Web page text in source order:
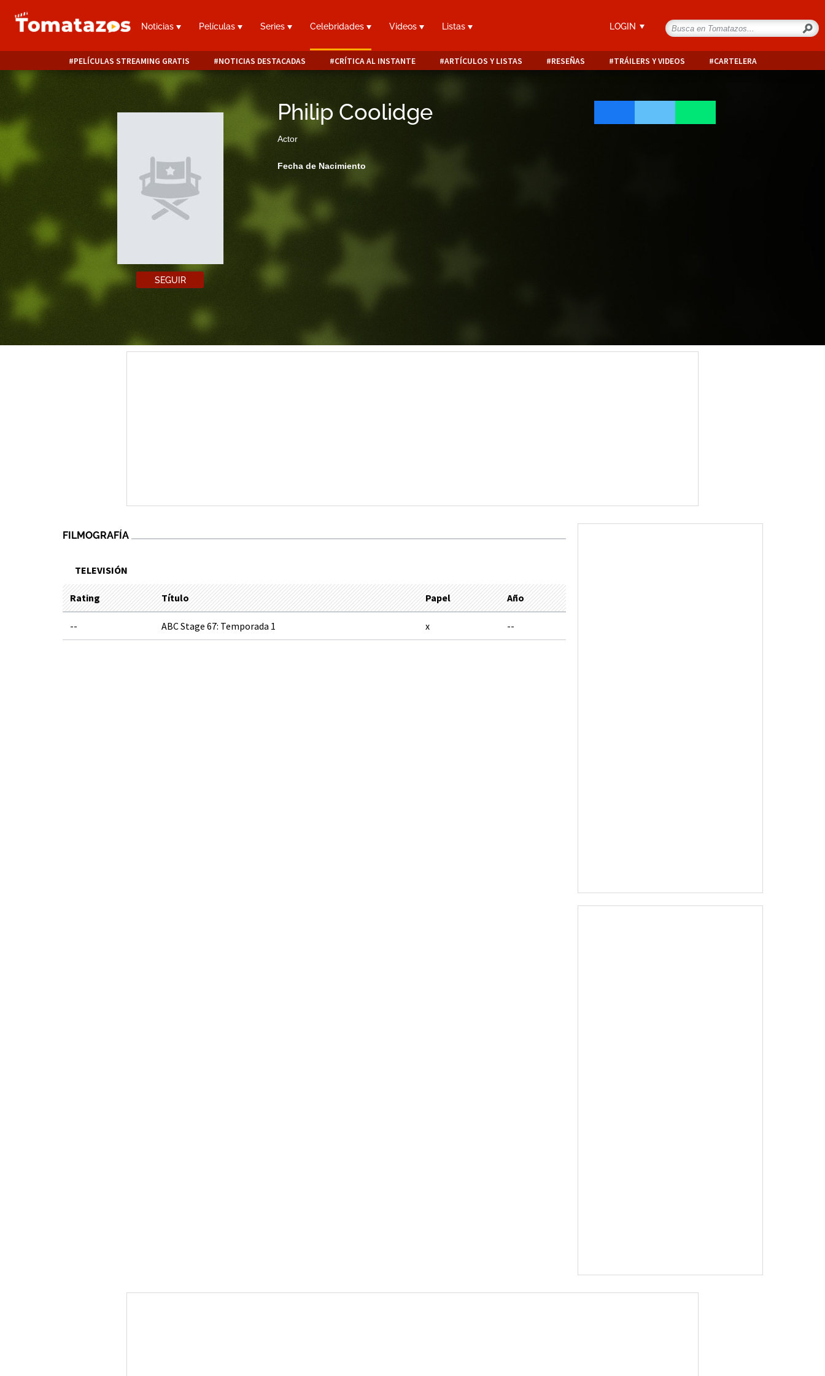
Noticias Películas Series Celebridades Videos Listas LOGIN
PELÍCULAS STREAMING GRATIS NOTICIAS DESTACADAS CRÍTICA AL INSTANTE ARTÍCULOS Y LISTAS RESEÑAS TRÁILERS Y VIDEOS CARTELERA
SEGUIR
Philip Coolidge
Actor
Fecha de Nacimiento
FILMOGRAFÍA
TELEVISIÓN
Rating Título Papel Año
-- ABC Stage 67: Temporada 1 x --